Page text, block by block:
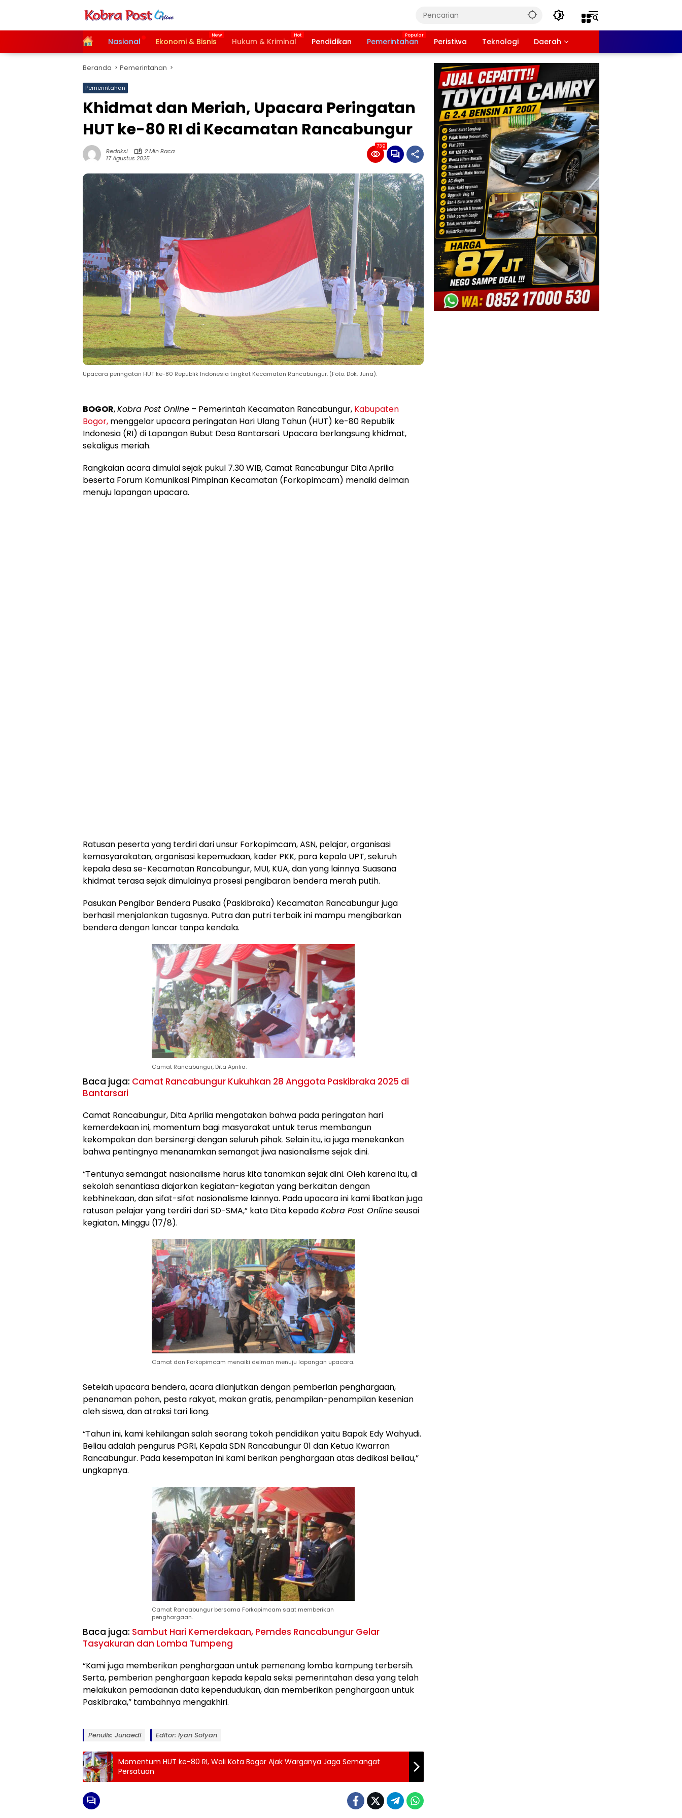
HomeNasional Ekonomi & Bisnis Hukum & Kriminal Pendidikan Pemerintahan Peristiwa Teknologi Daerah
Beranda Pemerintahan
Pemerintahan
Khidmat dan Meriah, Upacara Peringatan
HUT ke-80 RI di Kecamatan Rancabungur
Redaksi
2 Min Baca
17 Agustus 2025
739
Upacara peringatan HUT ke-80 Republik Indonesia tingkat Kecamatan Rancabungur. (Foto: Dok. Juna).
BOGOR,Kobra Post Online – Pemerintah Kecamatan Rancabungur, Kabupaten
Bogor, menggelar upacara peringatan Hari Ulang Tahun (HUT) ke-80 Republik
Indonesia (RI) di Lapangan Bubut Desa Bantarsari. Upacara berlangsung khidmat,
sekaligus meriah.
Rangkaian acara dimulai sejak pukul 7.30 WIB, Camat Rancabungur Dita Aprilia
beserta Forum Komunikasi Pimpinan Kecamatan (Forkopimcam) menaiki delman
menuju lapangan upacara.
Ratusan peserta yang terdiri dari unsur Forkopimcam, ASN, pelajar, organisasi
kemasyarakatan, organisasi kepemudaan, kader PKK, para kepala UPT, seluruh
kepala desa se-Kecamatan Rancabungur, MUI, KUA, dan yang lainnya. Suasana
khidmat terasa sejak dimulainya prosesi pengibaran bendera merah putih.
Pasukan Pengibar Bendera Pusaka (Paskibraka) Kecamatan Rancabungur juga
berhasil menjalankan tugasnya. Putra dan putri terbaik ini mampu mengibarkan
bendera dengan lancar tanpa kendala.
Camat Rancabungur, Dita Aprilia.
Baca juga: Camat Rancabungur Kukuhkan 28 Anggota Paskibraka 2025 di
Bantarsari
Camat Rancabungur, Dita Aprilia mengatakan bahwa pada peringatan hari
kemerdekaan ini, momentum bagi masyarakat untuk terus membangun
kekompakan dan bersinergi dengan seluruh pihak. Selain itu, ia juga menekankan
bahwa pentingnya menanamkan semangat jiwa nasionalisme sejak dini.
“Tentunya semangat nasionalisme harus kita tanamkan sejak dini. Oleh karena itu, di
sekolah senantiasa diajarkan kegiatan-kegiatan yang berkaitan dengan
kebhinekaan, dan sifat-sifat nasionalisme lainnya. Pada upacara ini kami libatkan juga
ratusan pelajar yang terdiri dari SD-SMA,” kata Dita kepadaKobra Post Onlineseusai
kegiatan, Minggu (17/8).
Camat dan Forkopimcam menaiki delman menuju lapangan upacara.
Setelah upacara bendera, acara dilanjutkan dengan pemberian penghargaan,
penanaman pohon, pesta rakyat, makan gratis, penampilan-penampilan kesenian
oleh siswa, dan atraksi tari liong.
“Tahun ini, kami kehilangan salah seorang tokoh pendidikan yaitu Bapak Edy Wahyudi.
Beliau adalah pengurus PGRI, Kepala SDN Rancabungur 01 dan Ketua Kwarran
Rancabungur. Pada kesempatan ini kami berikan penghargaan atas dedikasi beliau,”
ungkapnya.
Camat Rancabungur bersama Forkopimcam saat memberikan
penghargaan.
Baca juga: Sambut Hari Kemerdekaan, Pemdes Rancabungur Gelar
Tasyakuran dan Lomba Tumpeng
“Kami juga memberikan penghargaan untuk pemenang lomba kampung terbersih.
Serta, pemberian penghargaan kepada kepala seksi pemerintahan desa yang telah
melakukan pemadanan data kependudukan, dan memberikan penghargaan untuk
Paskibraka,” tambahnya mengakhiri.
Penulis: Junaedi Editor: Iyan Sofyan
Momentum HUT ke-80 RI, Wali Kota Bogor Ajak Warganya Jaga Semangat
Persatuan